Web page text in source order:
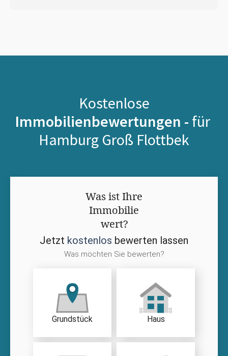
Kostenlose
Immobilienbewertungen - für
Hamburg Groß Flottbek
Was ist Ihre
Immobilie
wert?
Jetzt kostenlos bewerten lassen
Was möchten Sie bewerten?
Grundstück Haus